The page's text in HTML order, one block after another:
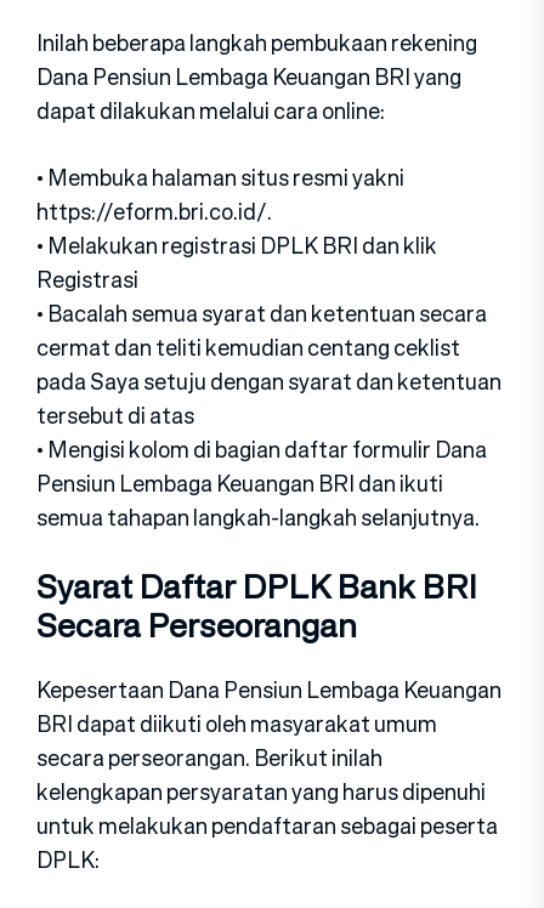
Inilah beberapa langkah pembukaan rekening
Dana Pensiun Lembaga Keuangan BRI yang
dapat dilakukan melalui cara online:
• Membuka halaman situs resmi yakni
https://eform.bri.co.id/.
• Melakukan registrasi DPLK BRI dan klik
Registrasi
• Bacalah semua syarat dan ketentuan secara
cermat dan teliti kemudian centang ceklist
pada Saya setuju dengan syarat dan ketentuan
tersebut di atas
• Mengisi kolom di bagian daftar formulir Dana
Pensiun Lembaga Keuangan BRI dan ikuti
semua tahapan langkah-langkah selanjutnya.
Syarat Daftar DPLK Bank BRI
Secara Perseorangan
Kepesertaan Dana Pensiun Lembaga Keuangan
BRI dapat diikuti oleh masyarakat umum
secara perseorangan. Berikut inilah
kelengkapan persyaratan yang harus dipenuhi
untuk melakukan pendaftaran sebagai peserta
DPLK: